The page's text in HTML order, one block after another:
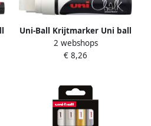
Uni-Ball Krijtmarker Uni ball
wit beitelvormige punt van
15 mm
2 webshops
€ 8,26